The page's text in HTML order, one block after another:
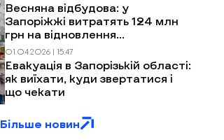
Весняна відбудова: у
Запоріжжі витратять 124 млн
грн на відновлення
багатоповерхівок після
обстрілів
01.04.2026 | 15:47
Евакуація в Запорізькій області:
як виїхати, куди звертатися і
що чекати
Більше новин